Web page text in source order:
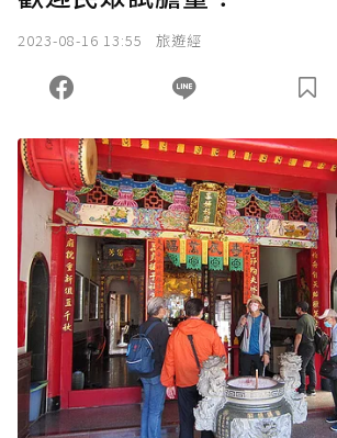
2023-08-16 13:55 旅遊經